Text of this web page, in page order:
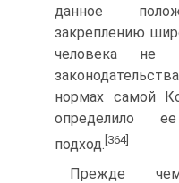
данное
закреплению
человека не
нормах самой
определило ее
подход. [364]
Прежде